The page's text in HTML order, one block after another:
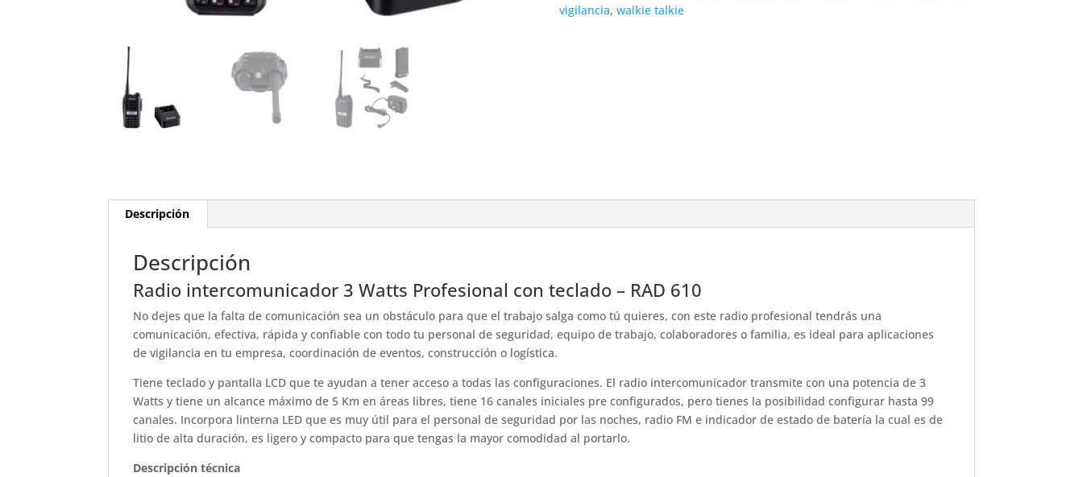
vigilancia, walkie talkie
Descripción
Descripción
Radio intercomunicador 3 Watts Profesional con teclado – RAD 610
No dejes que la falta de comunicación sea un obstáculo para que el trabajo salga como tú quieres, con este radio profesional tendrás una
comunicación, efectiva, rápida y confiable con todo tu personal de seguridad, equipo de trabajo, colaboradores o familia, es ideal para aplicaciones
de vigilancia en tu empresa, coordinación de eventos, construcción o logística.
Tiene teclado y pantalla LCD que te ayudan a tener acceso a todas las configuraciones. El radio intercomunicador transmite con una potencia de 3
Watts y tiene un alcance máximo de 5 Km en áreas libres, tiene 16 canales iniciales pre configurados, pero tienes la posibilidad configurar hasta 99
canales. Incorpora linterna LED que es muy útil para el personal de seguridad por las noches, radio FM e indicador de estado de batería la cual es de
litio de alta duración, es ligero y compacto para que tengas la mayor comodidad al portarlo.
Descripción técnica